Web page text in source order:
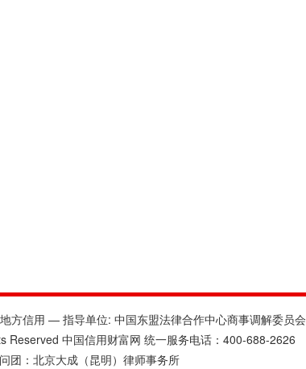
信用 — 指导单位: 中国东盟法律合作中心商事调解委员会
中国信用财富网 统一服务电话：400-688-2626
团：北京大成（昆明）律师事务所